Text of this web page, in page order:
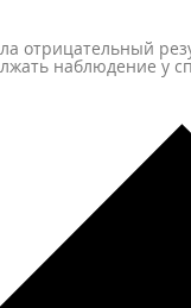
отрицательный
наблюдение у